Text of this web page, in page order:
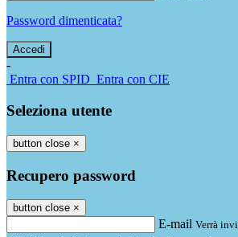
Password dimenticata?
-
Entra con SPID Entra con CIE
Seleziona utente
button close ×
Recupero password
button close ×
E-mail Verrà